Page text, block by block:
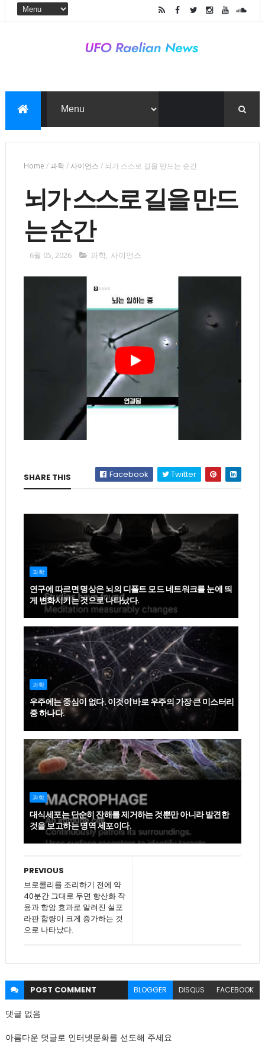
Home / 과학/ 사이언스 / 뇌가 스스로 길을 만드는 순간
뇌가 스스로 길을 만드
는 순간
6월 05, 2026 과학, 사이언스
SHARE THIS Facebook Twitter
과학
연구에 따르면 명상은 뇌의 디폴트 모드 네트워크를 눈에 띄
게 변화시키는 것으로 나타났다.
과학
우주에는 중심이 없다. 이것이 바로 우주의 가장 큰 미스터리
중 하나다.
과학
대식세포는 단순히 잔해를 제거하는 것뿐만 아니라 발견한
것을 보고하는 명역 세포이다.
PREVIOUS
브로콜리를 조리하기 전에 약
40분간 그대로 두면 항산화 작
용과 항암 효과로 알려진 설포
라판 함량이 크게 증가하는 것
으로 나타났다.
POST COMMENT BLOGGER DISQUS FACEBOOK
댓글 없음
아름다운 덧글로 인터넷문화를 선도해 주세요